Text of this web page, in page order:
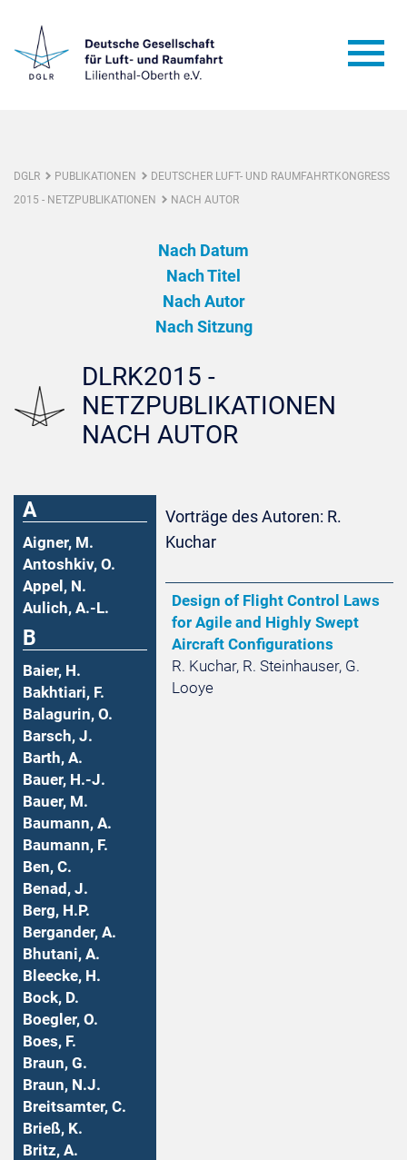
DGLR PUBLIKATIONEN
DEUTSCHER LUFT- UND RAUMFAHRTKONGRESS
2015 - NETZPUBLIKATIONEN
NACH AUTOR
Nach Datum
Nach Titel
Nach Autor
Nach Sitzung
DLRK2015 -
NETZPUBLIKATIONEN
NACH AUTOR
A
Aigner, M.
Antoshkiv, O.
Appel, N.
Aulich, A.-L.
B
Baier, H.
Bakhtiari, F.
Balagurin, O.
Barsch, J.
Barth, A.
Bauer, H.-J.
Bauer, M.
Baumann, A.
Baumann, F.
Ben, C.
Benad, J.
Berg, H.P.
Bergander, A.
Bhutani, A.
Bleecke, H.
Bock, D.
Boegler, O.
Boes, F.
Braun, G.
Braun, N.J.
Breitsamter, C.
Brieß, K.
Britz, A.
Vorträge des Autoren: R.
Kuchar
Design of Flight Control Laws
for Agile and Highly Swept
Aircraft Configurations
R. Kuchar, R. Steinhauser, G.
Looye